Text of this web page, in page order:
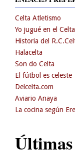
Celta Atletismo
Yo jugué en el Celta
Historia del
Halacelta
Son do Celta
El fútbol es celeste
Delcelta.com
Aviario Anaya
La cocina según